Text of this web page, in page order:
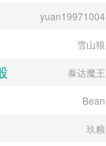
yuan19971004
雪山狼
泰达魔王
Bean
玖粮